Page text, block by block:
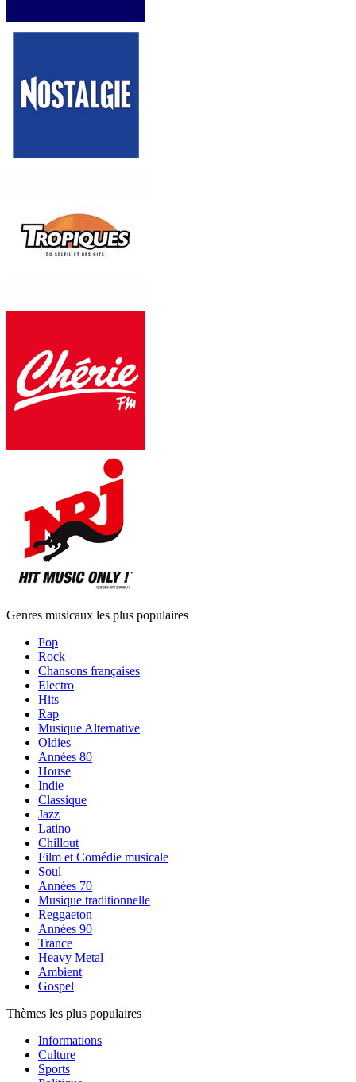
Genres musicaux les plus populaires
Pop
Rock
Chansons françaises
Electro
Hits
Rap
Musique Alternative
Oldies
Années 80
House
Indie
Classique
Jazz
Latino
Chillout
Film et Comédie musicale
Soul
Années 70
Musique traditionnelle
Reggaeton
Années 90
Trance
Heavy Metal
Ambient
Gospel
Thèmes les plus populaires
Informations
Culture
Sports